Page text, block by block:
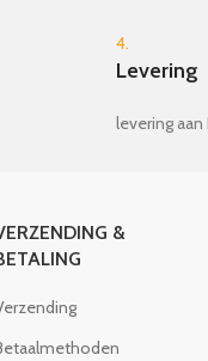
4.
Levering
levering aan
&